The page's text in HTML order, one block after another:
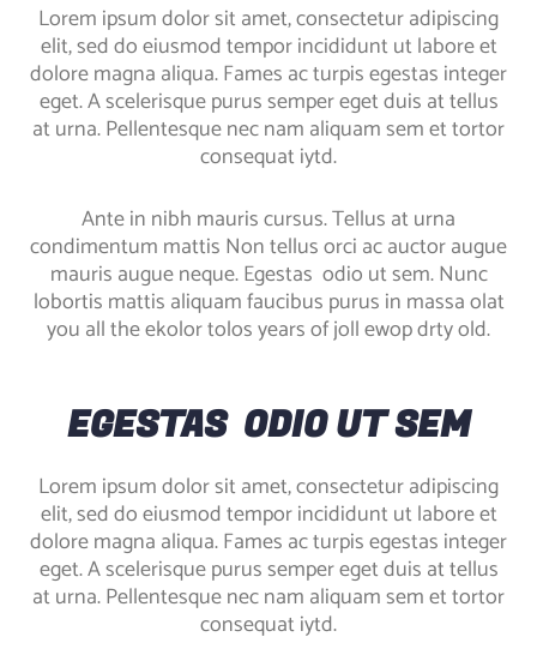
Lorem ipsum dolor sit amet, consectetur adipiscing
elit, sed do eiusmod tempor incididunt ut labore et
dolore magna aliqua. Fames ac turpis egestas integer
eget. A scelerisque purus semper eget duis at tellus
at urna. Pellentesque nec nam aliquam sem et tortor
consequat iytd.
Ante in nibh mauris cursus. Tellus at urna
condimentum mattis Non tellus orci ac auctor augue
mauris augue neque. Egestas odio ut sem. Nunc
lobortis mattis aliquam faucibus purus in massa olat
you all the ekolor tolos years of joll ewop drty old.
EGESTAS ODIO UT SEM
Lorem ipsum dolor sit amet, consectetur adipiscing
elit, sed do eiusmod tempor incididunt ut labore et
dolore magna aliqua. Fames ac turpis egestas integer
eget. A scelerisque purus semper eget duis at tellus
at urna. Pellentesque nec nam aliquam sem et tortor
consequat iytd.